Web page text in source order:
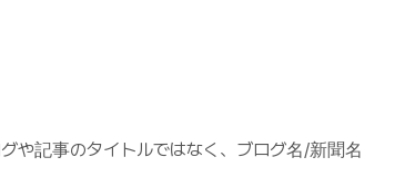
や記事のタイトルではなく、ブログ名/新聞名